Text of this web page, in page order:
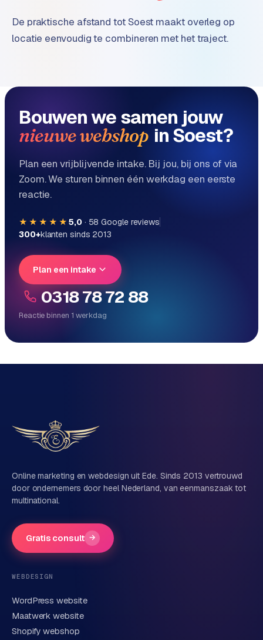
De praktische afstand tot Soest maakt overleg op
locatie eenvoudig te combineren met het traject.
Bouwen we samen jouw
nieuwe webshop in Soest?
Plan een vrijblijvende intake. Bij jou, bij ons of via
Zoom. We sturen binnen één werkdag een eerste
reactie.
★★★★★ 5,0· 58 Google reviews
300+klanten sinds 2013
Plan een intake
0318 78 72 88
Reactie binnen 1 werkdag
Direct persoonlijk contact, geen ticketsysteem
Vertel ons over je project
Naam
Bedrijfsnaam
Telefoonnummer(optioneel)
Online marketing en webdesign uit Ede. Sinds 2013 vertrouwd
door ondernemers door heel Nederland, van eenmanszaak tot
multinational.
Gratis consult →
WEBDESIGN
WordPress website
Maatwerk website
Shopify webshop